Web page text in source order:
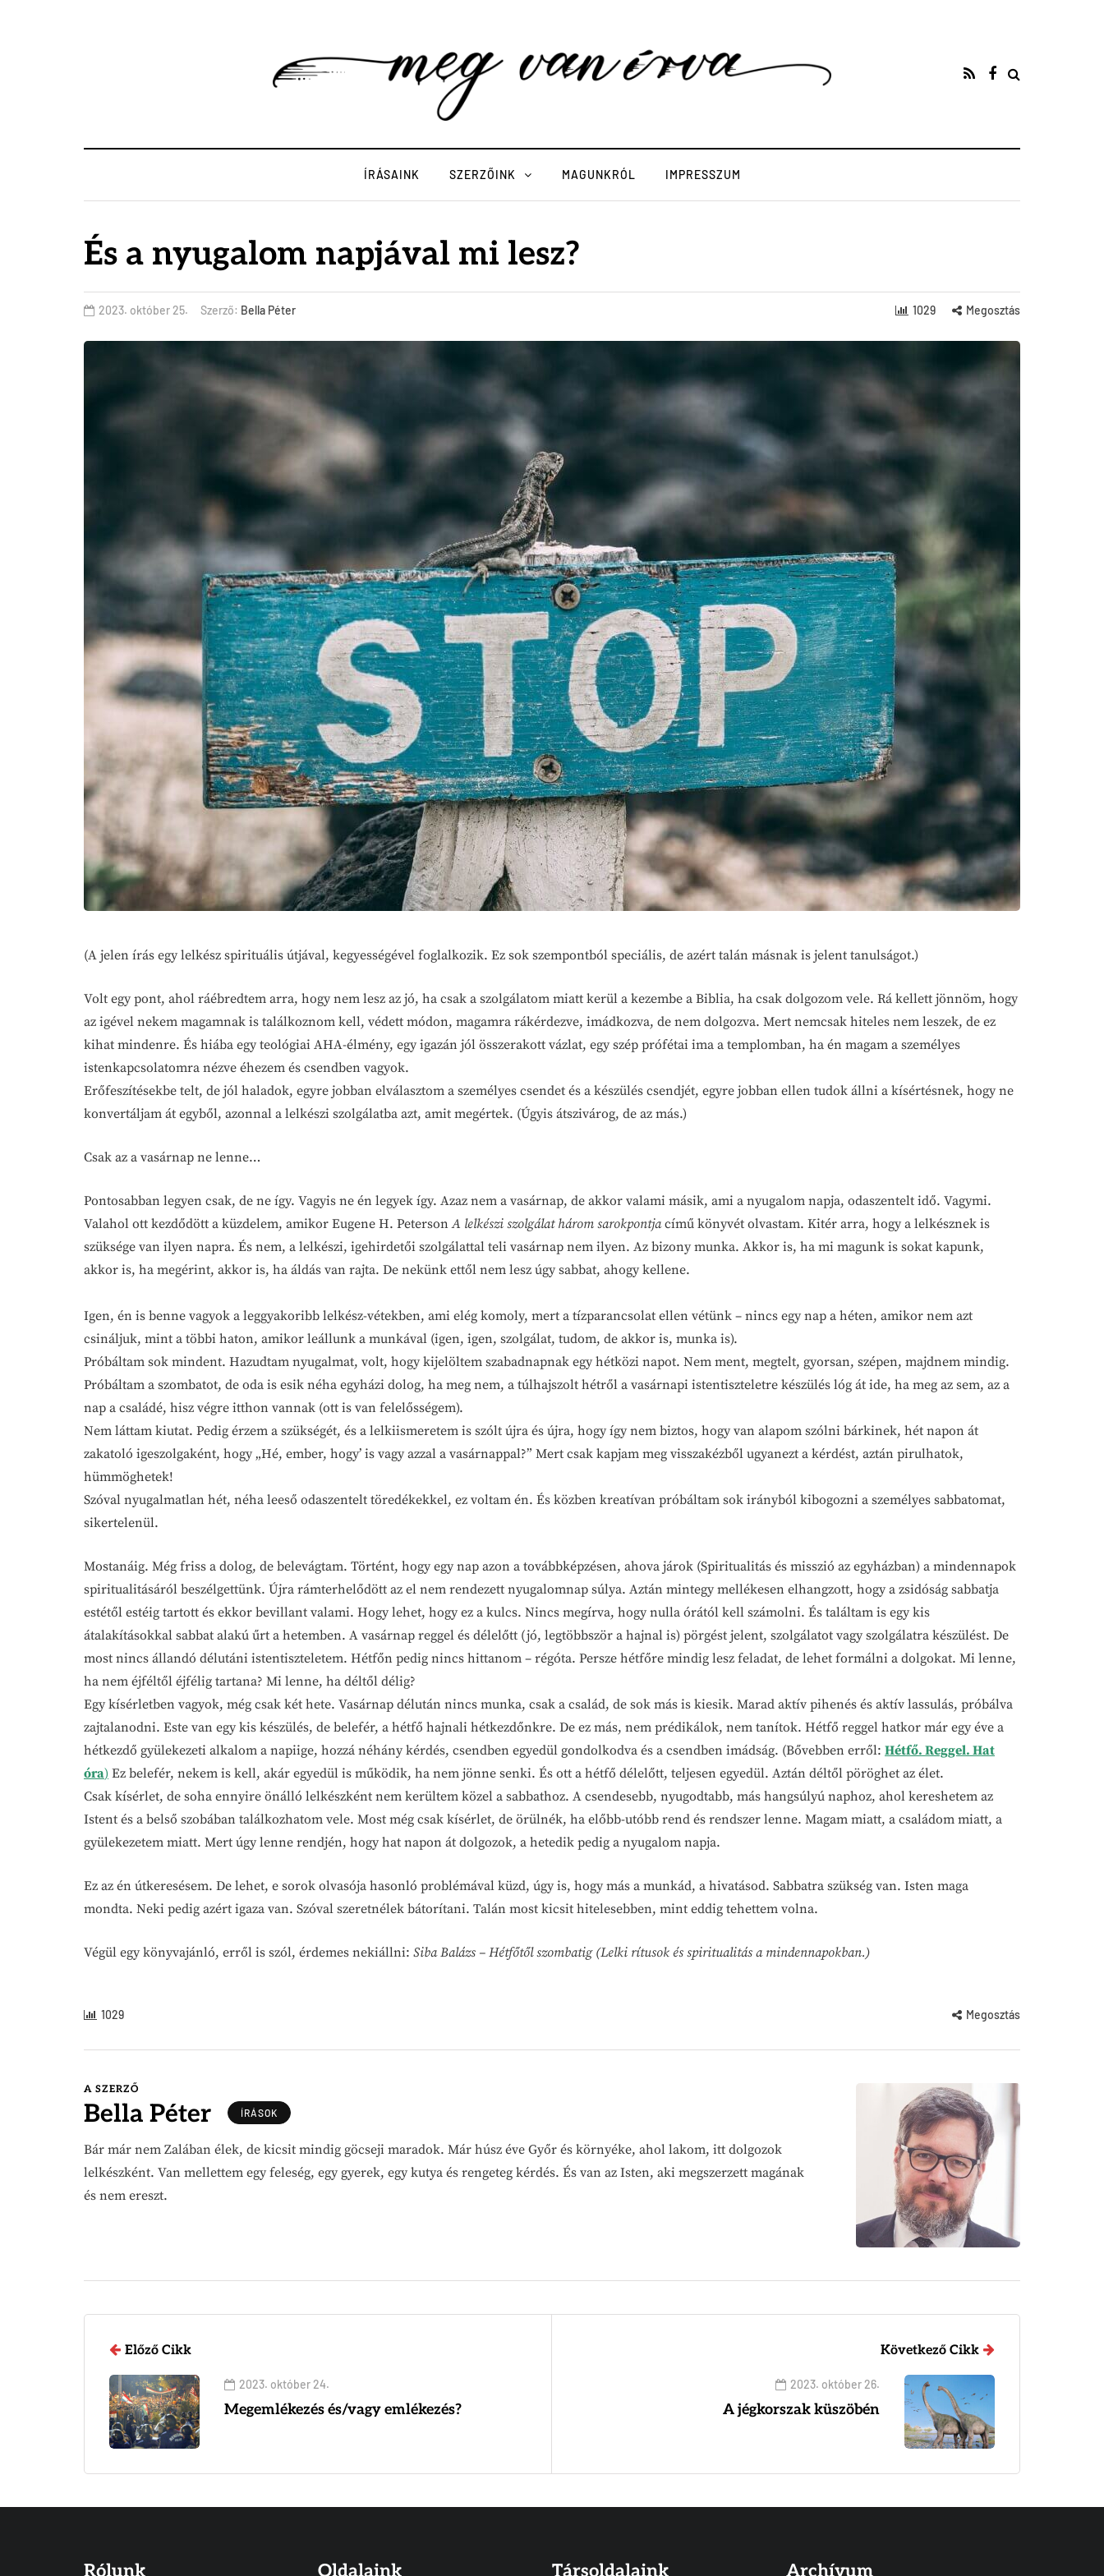
ÍRÁSAINK SZERZŐINK MAGUNKRÓL IMPRESSZUM
És a nyugalom napjával mi lesz?
2023. október 25. Szerző: Bella Péter 1029 Megosztás
(A jelen írás egy lelkész spirituális útjával, kegyességével foglalkozik. Ez sok szempontból speciális, de azért talán másnak is jelent tanulságot.)
Volt egy pont, ahol ráébredtem arra, hogy nem lesz az jó, ha csak a szolgálatom miatt kerül a kezembe a Biblia, ha csak dolgozom vele. Rá kellett jönnöm, hogy
az igével nekem magamnak is találkoznom kell, védett módon, magamra rákérdezve, imádkozva, de nem dolgozva. Mert nemcsak hiteles nem leszek, de ez
kihat mindenre. És hiába egy teológiai AHA-élmény, egy igazán jól összerakott vázlat, egy szép prófétai ima a templomban, ha én magam a személyes
istenkapcsolatomra nézve éhezem és csendben vagyok.
Erőfeszítésekbe telt, de jól haladok, egyre jobban elválasztom a személyes csendet és a készülés csendjét, egyre jobban ellen tudok állni a kísértésnek, hogy ne
konvertáljam át egyből, azonnal a lelkészi szolgálatba azt, amit megértek. (Úgyis átszivárog, de az más.)
Csak az a vasárnap ne lenne…
Pontosabban legyen csak, de ne így. Vagyis ne én legyek így. Azaz nem a vasárnap, de akkor valami másik, ami a nyugalom napja, odaszentelt idő. Vagymi.
Valahol ott kezdődött a küzdelem, amikor Eugene H. PetersonA lelkészi szolgálat három sarokpontjacímű könyvét olvastam. Kitér arra, hogy a lelkésznek is
szüksége van ilyen napra. És nem, a lelkészi, igehirdetői szolgálattal teli vasárnap nem ilyen. Az bizony munka. Akkor is, ha mi magunk is sokat kapunk,
akkor is, ha megérint, akkor is, ha áldás van rajta. De nekünk ettől nem lesz úgy sabbat, ahogy kellene.
Igen, én is benne vagyok a leggyakoribb lelkész-vétekben, ami elég komoly, mert a tízparancsolat ellen vétünk – nincs egy nap a héten, amikor nem azt
csináljuk, mint a többi haton, amikor leállunk a munkával (igen, igen, szolgálat, tudom, de akkor is, munka is).
Próbáltam sok mindent. Hazudtam nyugalmat, volt, hogy kijelöltem szabadnapnak egy hétközi napot. Nem ment, megtelt, gyorsan, szépen, majdnem mindig.
Próbáltam a szombatot, de oda is esik néha egyházi dolog, ha meg nem, a túlhajszolt hétről a vasárnapi istentiszteletre készülés lóg át ide, ha meg az sem, az a
nap a családé, hisz végre itthon vannak (ott is van felelősségem).
Nem láttam kiutat. Pedig érzem a szükségét, és a lelkiismeretem is szólt újra és újra, hogy így nem biztos, hogy van alapom szólni bárkinek, hét napon át
zakatoló igeszolgaként, hogy „Hé, ember, hogy’ is vagy azzal a vasárnappal?” Mert csak kapjam meg visszakézből ugyanezt a kérdést, aztán pirulhatok,
hümmöghetek!
Szóval nyugalmatlan hét, néha leeső odaszentelt töredékekkel, ez voltam én. És közben kreatívan próbáltam sok irányból kibogozni a személyes sabbatomat,
sikertelenül.
Mostanáig. Még friss a dolog, de belevágtam. Történt, hogy egy nap azon a továbbképzésen, ahova járok (Spiritualitás és misszió az egyházban) a mindennapok
spiritualitásáról beszélgettünk. Újra rámterhelődött az el nem rendezett nyugalomnap súlya. Aztán mintegy mellékesen elhangzott, hogy a zsidóság sabbatja
estétől estéig tartott és ekkor bevillant valami. Hogy lehet, hogy ez a kulcs. Nincs megírva, hogy nulla órától kell számolni. És találtam is egy kis
átalakításokkal sabbat alakú űrt a hetemben. A vasárnap reggel és délelőtt (jó, legtöbbször a hajnal is) pörgést jelent, szolgálatot vagy szolgálatra készülést. De
most nincs állandó délutáni istentiszteletem. Hétfőn pedig nincs hittanom – régóta. Persze hétfőre mindig lesz feladat, de lehet formálni a dolgokat. Mi lenne,
ha nem éjféltől éjfélig tartana? Mi lenne, ha déltől délig?
Egy kísérletben vagyok, még csak két hete. Vasárnap délután nincs munka, csak a család, de sok más is kiesik. Marad aktív pihenés és aktív lassulás, próbálva
zajtalanodni. Este van egy kis készülés, de belefér, a hétfő hajnali hétkezdőnkre. De ez más, nem prédikálok, nem tanítok. Hétfő reggel hatkor már egy éve a
hétkezdő gyülekezeti alkalom a napiige, hozzá néhány kérdés, csendben egyedül gondolkodva és a csendben imádság. (Bővebben erről: Hétfő. Reggel. Hat
óra) Ez belefér, nekem is kell, akár egyedül is működik, ha nem jönne senki. És ott a hétfő délelőtt, teljesen egyedül. Aztán déltől pöröghet az élet.
Csak kísérlet, de soha ennyire önálló lelkészként nem kerültem közel a sabbathoz. A csendesebb, nyugodtabb, más hangsúlyú naphoz, ahol kereshetem az
Istent és a belső szobában találkozhatom vele. Most még csak kísérlet, de örülnék, ha előbb-utóbb rend és rendszer lenne. Magam miatt, a családom miatt, a
gyülekezetem miatt. Mert úgy lenne rendjén, hogy hat napon át dolgozok, a hetedik pedig a nyugalom napja.
Ez az én útkeresésem. De lehet, e sorok olvasója hasonló problémával küzd, úgy is, hogy más a munkád, a hivatásod. Sabbatra szükség van. Isten maga
mondta. Neki pedig azért igaza van. Szóval szeretnélek bátorítani. Talán most kicsit hitelesebben, mint eddig tehettem volna.
Végül egy könyvajánló, erről is szól, érdemes nekiállni: Siba Balázs – Hétfőtől szombatig (Lelki rítusok és spiritualitás a mindennapokban.)
1029 Megosztás
A SZERZŐ
Bella Péter ÍRÁSOK
Bár már nem Zalában élek, de kicsit mindig göcseji maradok. Már húsz éve Győr és környéke, ahol lakom, itt dolgozok
lelkészként. Van mellettem egy feleség, egy gyerek, egy kutya és rengeteg kérdés. És van az Isten, aki megszerzett magának
és nem ereszt.
Előző Cikk
2023. október 24.
Megemlékezés és/vagy emlékezés?
Következő Cikk
2023. október 26.
A jégkorszak küszöbén
Rólunk Oldalaink Társoldalaink Archívum